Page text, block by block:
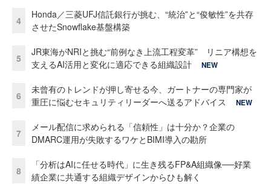
4
Honda／三菱UFJ信託銀行が挑む、“統治”と“俊敏性”を共存
させたSnowflake基盤構築
5
JR東海がNRIと挑む“前例なき上流工程変革” リニア構想を
支えるAI活用と変化に適応できる組織設計
NEW
6
未曾有のトレンドが押し寄せる今、ガートナーの専門家が
重圧に悩むセキュリティリーダーへ送るアドバイス
NEW
7
メール配信に求められる「信頼性」は十分か？企業の
DMARC運用が失敗するワケとBIMI導入の勘所
8
「分析はAIに任せる時代」に生き残るFP&A組織像──好業
績企業に共通する組織デザインからひも解く